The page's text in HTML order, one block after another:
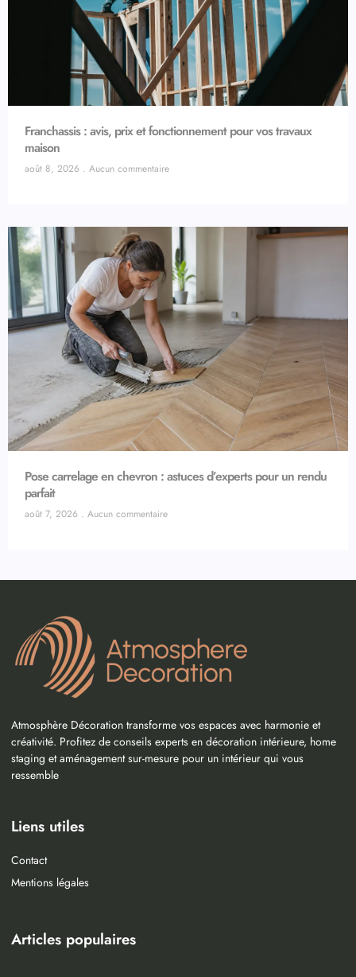
Franchassis : avis, prix et fonctionnement pour vos travaux
maison
août 8, 2026 Aucun commentaire
Pose carrelage en chevron : astuces d’experts pour un rendu
parfait
août 7, 2026 Aucun commentaire
Atmosphère Décoration transforme vos espaces avec harmonie et
créativité. Profitez de conseils experts en décoration intérieure, home
staging et aménagement sur-mesure pour un intérieur qui vous
ressemble
Liens utiles
Contact
Mentions légales
Articles populaires